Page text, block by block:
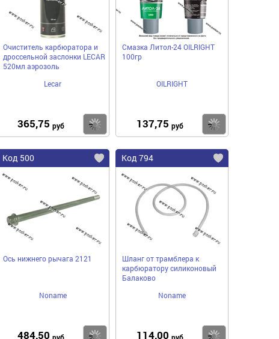
Купить
Очиститель карбюратора и
дроссельной заслонки LECAR
520мл аэрозоль
Lecar
365,75 руб Купить
Смазка Литол-24 ОILRIGHT
100гр
OILRIGHT
137,75 руб
Купить
Код 500
Ось нижнего рычага 2121
Noname
484,50 Купить
Код 794
Шланг от трамблера к
карбюратору силиконовый
Балаково
Noname
114,00